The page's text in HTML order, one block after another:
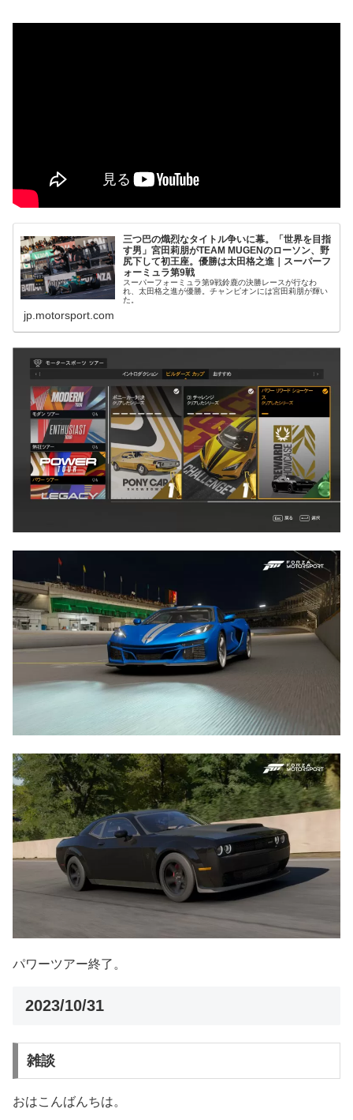
三つ巴の熾烈なタイトル争いに幕。「世界を目指
す男」宮田莉朋がTEAM MUGENのローソン、野
尻下して初王座。優勝は太田格之進｜スーパーフ
ォーミュラ第9戦
スーパーフォーミュラ第9戦鈴鹿の決勝レースが行なわ
れ、太田格之進が優勝。チャンピオンには宮田莉朋が輝い
た。
jp.motorsport.com
パワーツアー終了。
2023/10/31
雑談
おはこんばんちは。